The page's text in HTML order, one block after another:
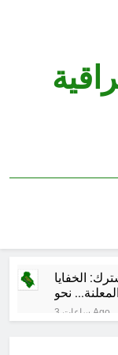
الخفايا
نحو
الأوسط ؟3 ساعات Ago